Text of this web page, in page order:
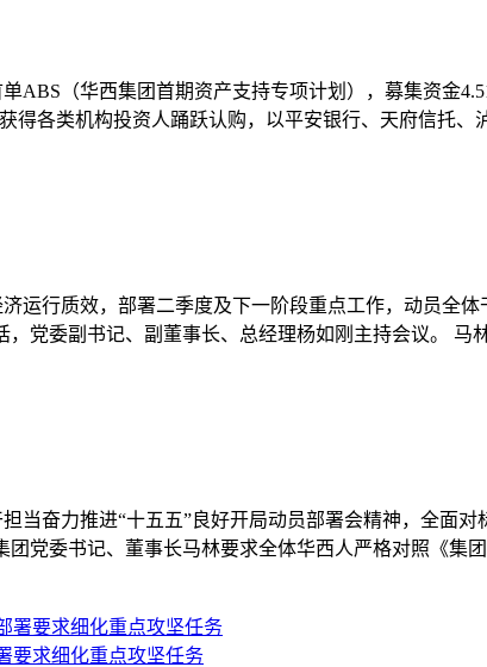
ABS（华西集团首期资产支持专项计划），募集资金
得各类机构投资人踊跃认购，以平安银行、天府信托
运行质效，部署二季度及下一阶段重点工作，动员全
党委副书记、副董事长、总经理杨如刚主持会议。
当奋力推进“十五五”良好开局动员部署会精神，全面
党委书记、董事长马林要求全体华西人严格对照《集
要求细化重点攻坚任务